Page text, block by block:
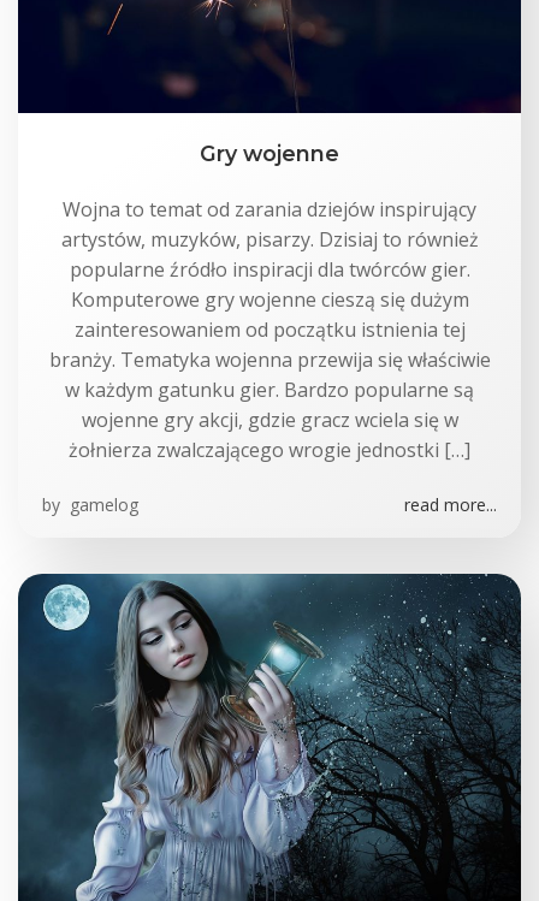
Gry wojenne
Wojna to temat od zarania dziejów inspirujący
artystów, muzyków, pisarzy. Dzisiaj to również
popularne źródło inspiracji dla twórców gier.
Komputerowe gry wojenne cieszą się dużym
zainteresowaniem od początku istnienia tej
branży. Tematyka wojenna przewija się właściwie
w każdym gatunku gier. Bardzo popularne są
wojenne gry akcji, gdzie gracz wciela się w
żołnierza zwalczającego wrogie jednostki […]
by gamelog read more...